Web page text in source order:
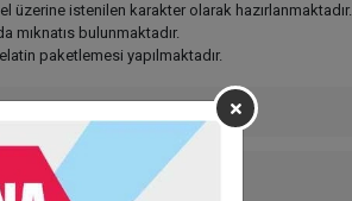
üzerine istenilen karakter olarak hazırlanmaktadır.
mıknatıs bulunmaktadır.
paketlemesi yapılmaktadır.
Ve Teslimat